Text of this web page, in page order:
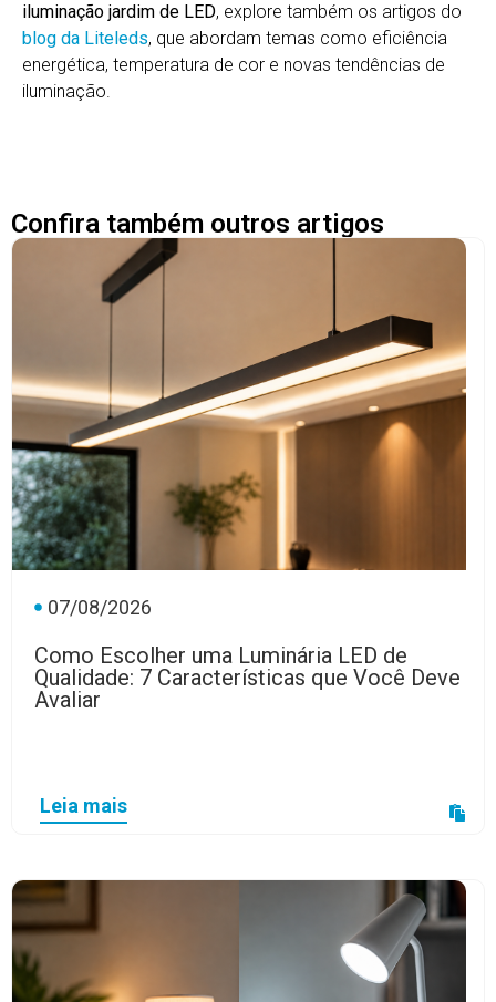
iluminação jardim de LED, explore também os artigos do
blog da Liteleds, que abordam temas como eficiência
energética, temperatura de cor e novas tendências de
iluminação.
Confira também outros artigos
07/08/2026
Como Escolher uma Luminária LED de
Qualidade: 7 Características que Você Deve
Avaliar
Leia mais